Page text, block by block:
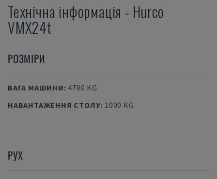
Технічна інформація - Hurco
VMX24t
РОЗМІРИ
ВАГА МАШИНИ: 4700 KG
НАВАНТАЖЕННЯ СТОЛУ: 1000 KG
РУХ